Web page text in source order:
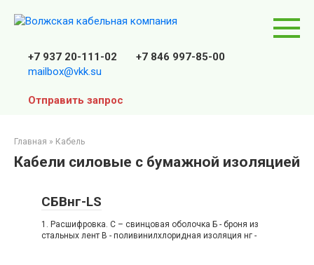
+7 937 20-111-02
+7 846 997-85-00
mailbox@vkk.su
Отправить запрос
Главная » Кабель
Кабели силовые с бумажной изоляцией
СБВнг-LS
1. Расшифровка. C – свинцовая оболочка Б - броня из
стальных лент В - поливинилхлоридная изоляция нг -